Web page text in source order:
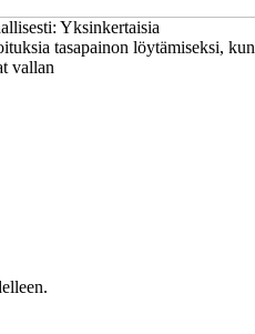
Yksinkertaisia
tasapainon löytämiseksi, kun
vallan